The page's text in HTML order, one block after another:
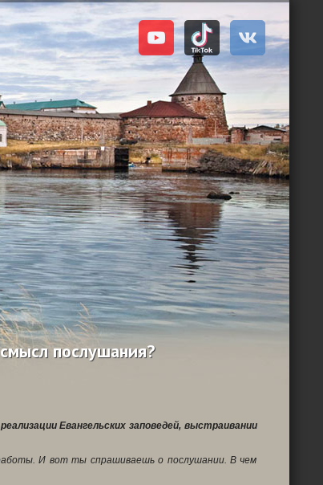
послушания?
Евангельских заповедей, выстраивании
И вот ты спрашиваешь о послушании. В чем